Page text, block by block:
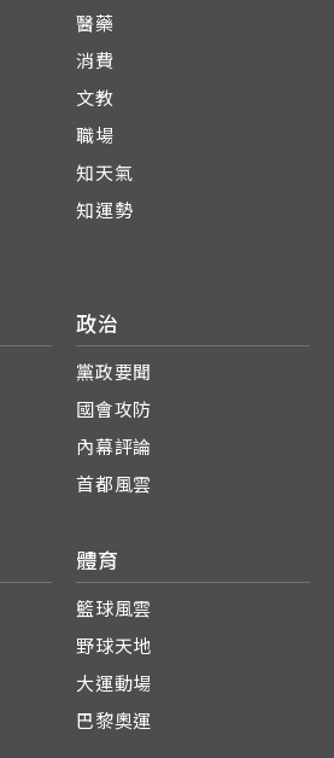
醫藥
消費
文教
職場
知天氣
知運勢
政治
黨政要聞
國會攻防
內幕評論
首都風雲
體育
籃球風雲
野球天地
大運動場
巴黎奧運